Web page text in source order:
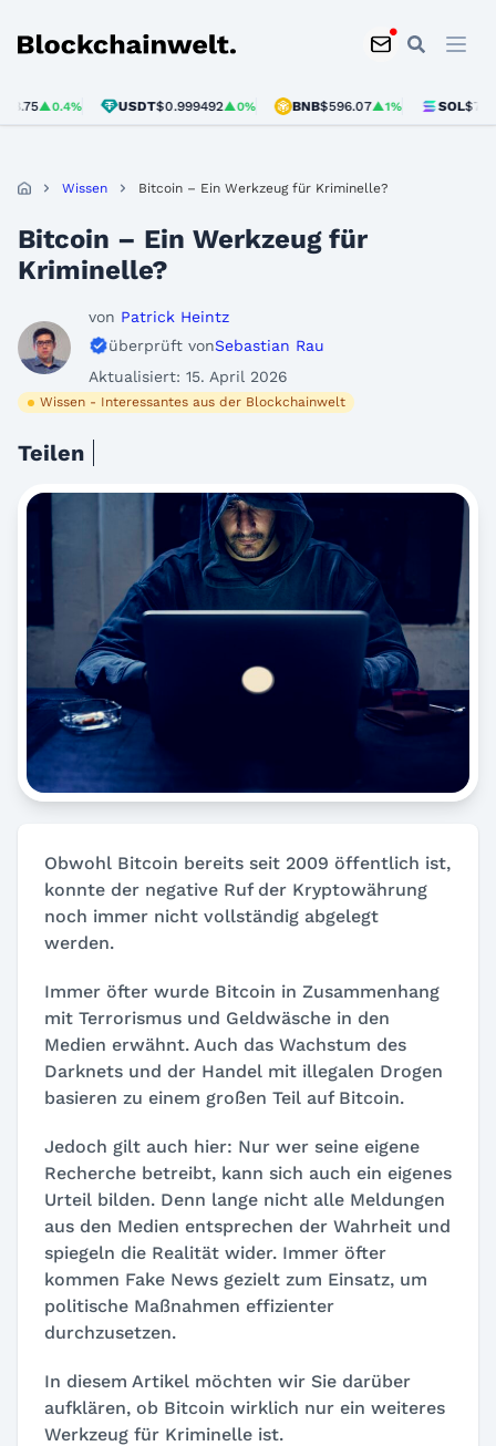
Blockchainwelt
USDT$0.999492▲0% BNB $596.07▲1% SOL $75.43
Wissen Bitcoin – Ein Werkzeug für Kriminelle?
Bitcoin – Ein Werkzeug für
Kriminelle?
von Patrick Heintz
überprüft vonSebastian Rau
Aktualisiert: 15. April 2026
Wissen - Interessantes aus der Blockchainwelt
Teilen
Obwohl Bitcoin bereits seit 2009 öffentlich ist,
konnte der negative Ruf der Kryptowährung
noch immer nicht vollständig abgelegt
werden.
Immer öfter wurde Bitcoin in Zusammenhang
mit Terrorismus und Geldwäsche in den
Medien erwähnt. Auch das Wachstum des
Darknets und der Handel mit illegalen Drogen
basieren zu einem großen Teil auf Bitcoin.
Jedoch gilt auch hier: Nur wer seine eigene
Recherche betreibt, kann sich auch ein eigenes
Urteil bilden. Denn lange nicht alle Meldungen
aus den Medien entsprechen der Wahrheit und
spiegeln die Realität wider. Immer öfter
kommen Fake News gezielt zum Einsatz, um
politische Maßnahmen effizienter
durchzusetzen.
In diesem Artikel möchten wir Sie darüber
aufklären, ob Bitcoin wirklich nur ein weiteres
Werkzeug für Kriminelle ist.